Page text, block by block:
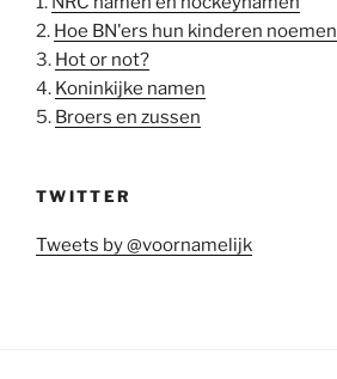
2. Hoe BN'ers hun kinderen noemen
3. Hot or not?
4. Koninkijke namen
5. Broers en zussen
TWITTER
Tweets by @voornamelijk